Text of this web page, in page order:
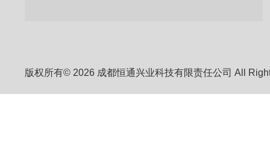
版权所有© 2026 成都恒通兴业科技有限责任公司 All